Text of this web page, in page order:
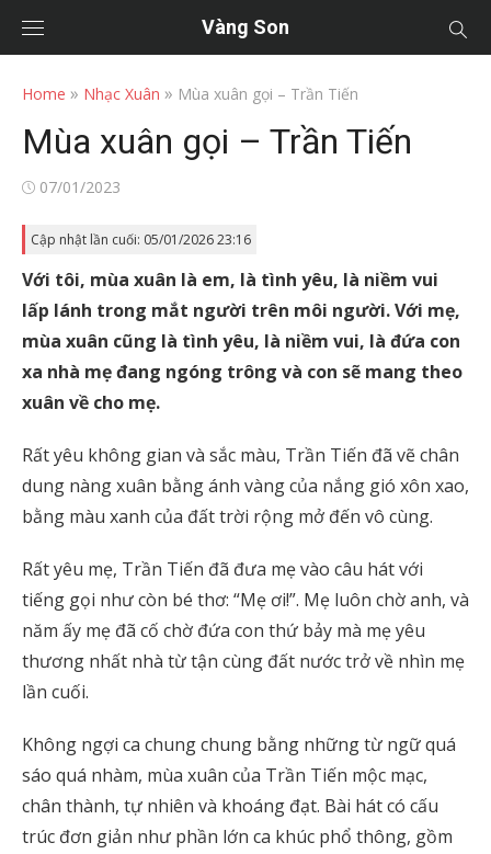
Vàng Son
Home » Nhạc Xuân » Mùa xuân gọi – Trần Tiến
Mùa xuân gọi – Trần Tiến
Posted
07/01/2023
Cập nhật lần cuối: 05/01/2026 23:16
Với tôi, mùa xuân là em, là tình yêu, là niềm vui
lấp lánh trong mắt người trên môi người. Với mẹ,
mùa xuân cũng là tình yêu, là niềm vui, là đứa con
xa nhà mẹ đang ngóng trông và con sẽ mang theo
xuân về cho mẹ.
Rất yêu không gian và sắc màu, Trần Tiến đã vẽ chân
dung nàng xuân bằng ánh vàng của nắng gió xôn xao,
bằng màu xanh của đất trời rộng mở đến vô cùng.
Rất yêu mẹ, Trần Tiến đã đưa mẹ vào câu hát với
tiếng gọi như còn bé thơ: “Mẹ ơi!”. Mẹ luôn chờ anh, và
năm ấy mẹ đã cố chờ đứa con thứ bảy mà mẹ yêu
thương nhất nhà từ tận cùng đất nước trở về nhìn mẹ
lần cuối.
Không ngợi ca chung chung bằng những từ ngữ quá
sáo quá nhàm, mùa xuân của Trần Tiến mộc mạc,
chân thành, tự nhiên và khoáng đạt. Bài hát có cấu
trúc đơn giản như phần lớn ca khúc phổ thông, gồm